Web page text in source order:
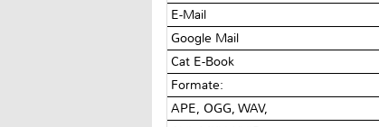
E-Mail
Google Mail
Cat E-Book
Formate:
APE, OGG, WAV,